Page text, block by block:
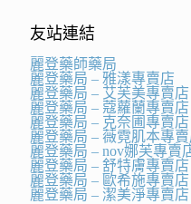
友站連結
麗登藥師藥局
麗登藥局 – 雅漾專賣店
麗登藥局 – 艾芙美專賣店
麗登藥局 – 蔻蘿蘭專賣店
麗登藥局 – 克奈圃專賣店
麗登藥局 – 薇霓肌本專
麗登藥局 – nov娜芙專賣
麗登藥局 – 舒特膚專賣店
麗登藥局 – 歐希施專賣店
麗登藥局 – 潔美淨專賣店